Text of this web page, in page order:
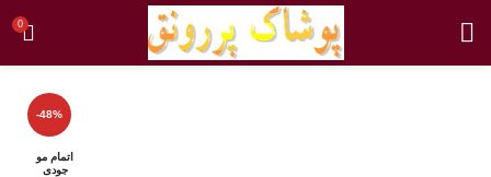
0
-48%
اتمام مو
جودی